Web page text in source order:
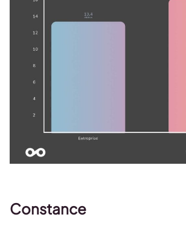
Constance